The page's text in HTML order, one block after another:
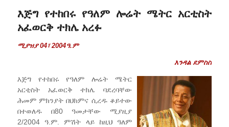
እጅግ የተከበሩ የዓለም ሎሬት ሜትር አርቲስት
አፈወርቅ ተክሌ አረፉ
ሚያዝያ 04፣ 2004ዓ.ም
እንዳል ደምስስ
እጅግ የተከበሩ የዓለም ሎሬት ሜትር
አርቲስት አፈወርቅ ተክሌ ባደረባቸው
ሕመም ምክንያት በህክምና ሲረዱ ቆይተው
በተወለዱ በ80 ዓመታቸው ሚያዚያ
2/2004 ዓ.ም. ምሽት ላይ ከዚህ ዓለም